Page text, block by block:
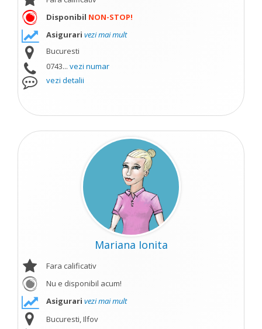
Disponibil NON-STOP!
Asigurari vezi mai mult
Bucuresti
0743... vezi numar
vezi detalii
Mariana Ionita
Fara calificativ
Nu e disponibil acum!
Asigurari vezi mai mult
Bucuresti, Ilfov